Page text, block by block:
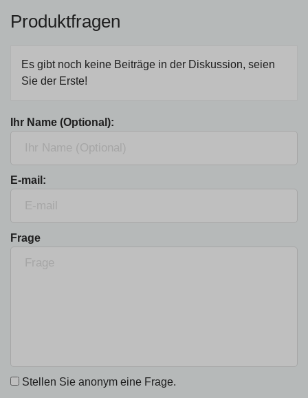
Produktfragen
Es gibt noch keine Beiträge in der Diskussion, seien
Sie der Erste!
Ihr Name (Optional):
E-mail:
Frage
Stellen Sie anonym eine Frage.